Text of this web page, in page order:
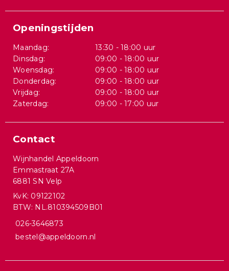
Openingstijden
Maandag:
13:30 - 18:00 uur
Dinsdag:
09:00 - 18:00 uur
Woensdag:
09:00 - 18:00 uur
Donderdag:
09:00 - 18:00 uur
Vrijdag:
09:00 - 18:00 uur
Zaterdag:
09:00 - 17:00 uur
Contact
Wijnhandel Appeldoorn
Emmastraat 27A
6881 SN Velp
KvK: 09122102
BTW: NL.810394509B01
026-3646873
bestel@appeldoorn.nl